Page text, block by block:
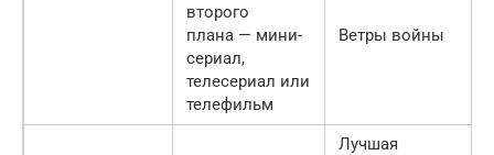
второго
плана — мини-
сериал,
телесериал или
телефильм
Ветры войны
Лучшая